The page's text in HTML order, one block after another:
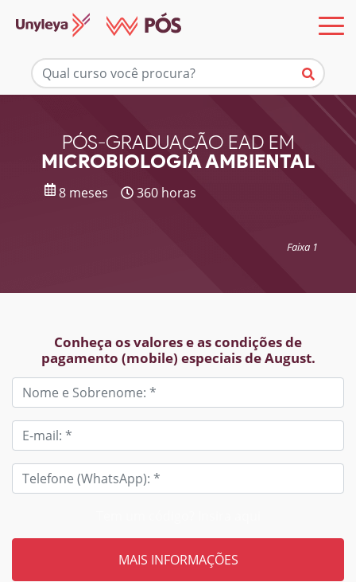
PÓS-GRADUAÇÃO EAD EM
MICROBIOLOGIA AMBIENTAL
8 meses 360 horas
Faixa 1
Conheça os valores e as condições de
pagamento (mobile) especiais de August.
Mais informações